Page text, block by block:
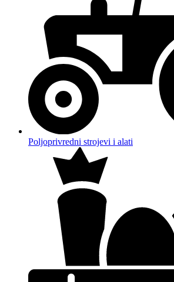
Poljoprivredni strojevi i alati